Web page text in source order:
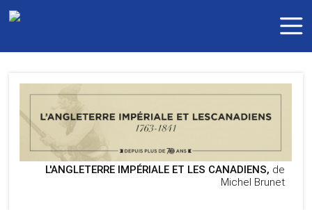
L'ANGLETERRE IMPÉRIALE ET LES CANADIENS, de
Michel Brunet